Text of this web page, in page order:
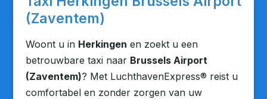
(Zaventem)
Woont u in Herkingen en zoekt u een
betrouwbare taxi naar Brussels Airport
(Zaventem)? Met LuchthavenExpress® reist u
comfortabel en zonder zorgen van uw